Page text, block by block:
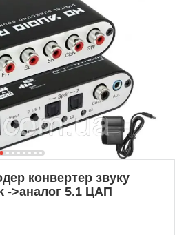
конвертер звуку
->аналог 5.1 ЦАП